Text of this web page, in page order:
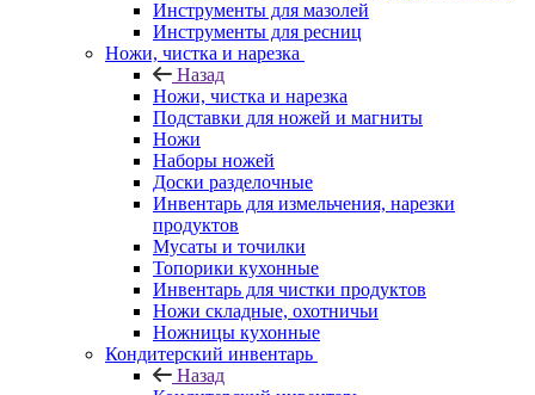
Инструменты для мазолей
Инструменты для ресниц
Ножи, чистка и нарезка
Назад
Ножи, чистка и нарезка
Подставки для ножей и магниты
Ножи
Наборы ножей
Доски разделочные
Инвентарь для измельчения, нарезки
продуктов
Мусаты и точилки
Топорики кухонные
Инвентарь для чистки продуктов
Ножи складные, охотничьи
Ножницы кухонные
Кондитерский инвентарь
Назад